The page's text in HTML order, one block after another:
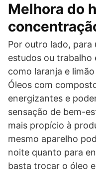
Melhora do
Por outro lado,
estudos ou
como laranja e
Óleos com
energizantes e
sensação de bem-
mais propício à
mesmo aparelho
noite quanto para
basta trocar o óleo